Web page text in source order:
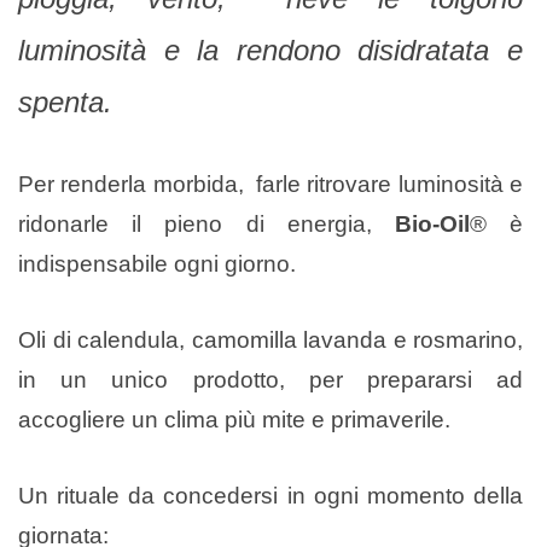
luminosità e la rendono disidratata e
spenta.
Per renderla morbida, farle ritrovare luminosità e
ridonarle il pieno di energia, Bio-Oil ® è
indispensabile ogni giorno.
Oli di calendula, camomilla lavanda e rosmarino,
in un unico prodotto, per prepararsi ad
accogliere un clima più mite e primaverile.
Un rituale da concedersi in ogni momento della
giornata: